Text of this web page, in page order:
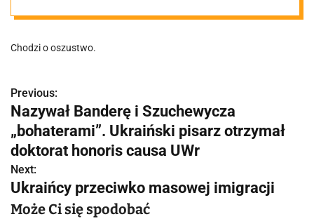
mężczyzny.
Rozpoznajesz
go?
Chodzi o oszustwo.
N
a
w
i
g
Previous:
Nazywał Banderę i Szuchewycza
„bohaterami”. Ukraiński pisarz otrzymał
doktorat honoris causa UWr
Next:
Ukraińcy przeciwko masowej imigracji
Może Ci się spodobać